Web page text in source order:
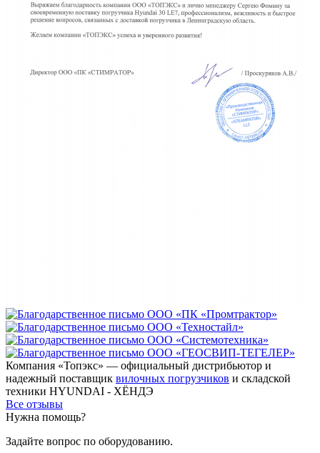
Компания «Топэкс» — официальный дистрибьютор и
надежный поставщик вилочных погрузчиков и складской
техники HYUNDAI - ХЁНДЭ
Все отзывы
Нужна помощь?
Задайте вопрос по оборудованию.